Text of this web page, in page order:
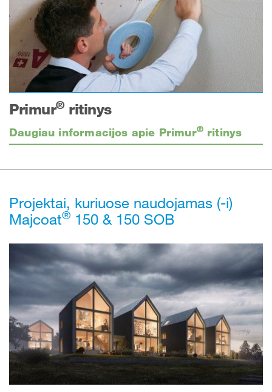
Primur®ritinys
Daugiau informacijos apie Primur®ritinys
Projektai, kuriuose naudojamas (-i)
Majcoat® 150 & 150 SOB